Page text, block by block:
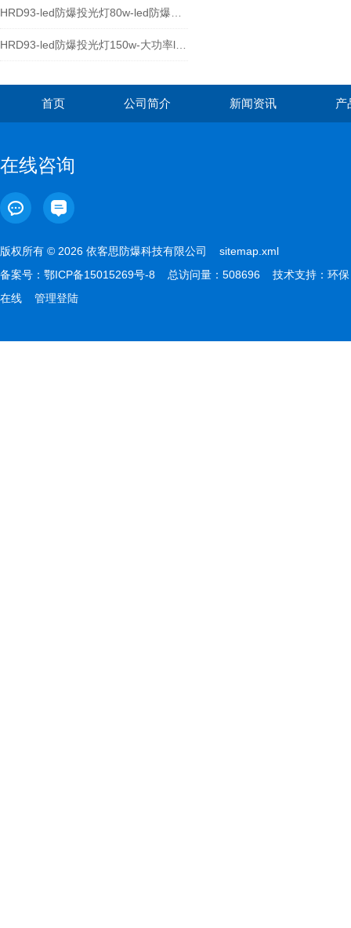
首页 公司简介 新闻资讯 产
在线咨询
版权所有 © 2026 依客思防爆科技有限公司 sitemap.xml
备案号： 鄂ICP备15015269号-8 总访问量：508696 技术支持： 环保
在线
管理登陆